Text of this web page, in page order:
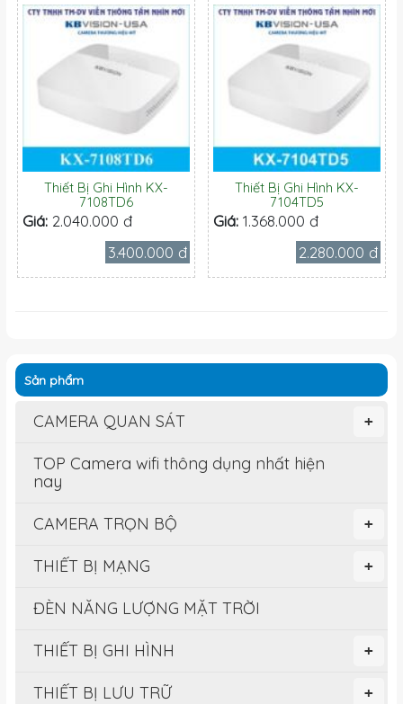
Thiết Bị Ghi Hình KX-
7108TD6
Giá: 2.040.000 đ
3.400.000 đ
Thiết Bị Ghi Hình KX-
7104TD5
Giá: 1.368.000 đ
2.280.000 đ
Sản phẩm
+
CAMERA QUAN SÁT
TOP Camera wifi thông dụng nhất hiện
nay
+
CAMERA TRỌN BỘ
+
THIẾT BỊ MẠNG
ĐÈN NĂNG LƯỢNG MẶT TRỜI
+
THIẾT BỊ GHI HÌNH
+
THIẾT BỊ LƯU TRỮ